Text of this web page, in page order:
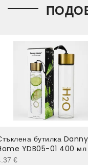
бутилка Danny
YDB05-01 400 мл
€